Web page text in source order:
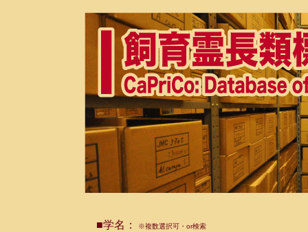
■学名： ※複数選択可・or検索